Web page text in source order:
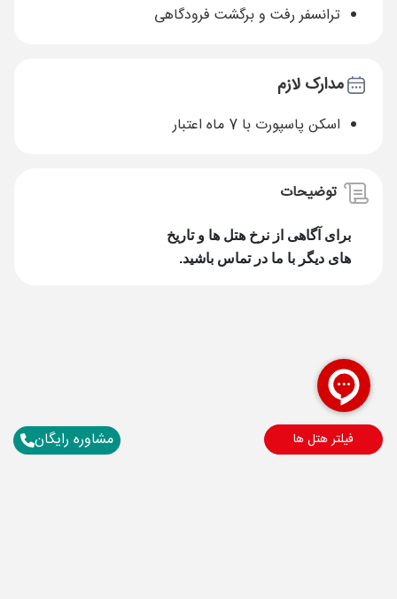
فیلتر هتل ها
ترانسفر رفت و برگشت فرودگاهی
مدارک لازم
اسکن پاسپورت با 7 ماه اعتبار
توضیحات
برای آگاهی از نرخ هتل ها و تاریخ
های دیگر با ما در تماس باشید.
مشاوره رایگان